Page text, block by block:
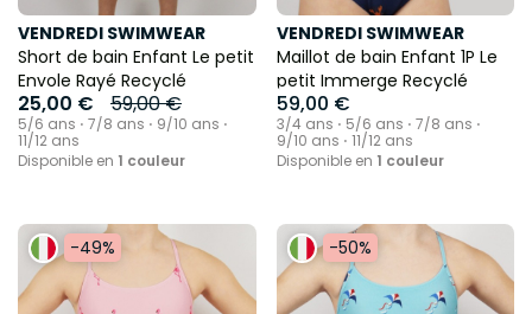
VENDREDI SWIMWEAR
Short de bain Enfant Le petit
Envole Rayé Recyclé
25,00 € 59,00 €
5/6 ans ⋅ 7/8 ans ⋅ 9/10 ans ⋅
11/12 ans
Disponible en 1 couleur
VENDREDI SWIMWEAR
Maillot de bain Enfant 1P Le
petit Immerge Recyclé
59,00 €
3/4 ans ⋅ 5/6 ans ⋅ 7/8 ans ⋅
9/10 ans ⋅ 11/12 ans
Disponible en 1 couleur
-49% -50%